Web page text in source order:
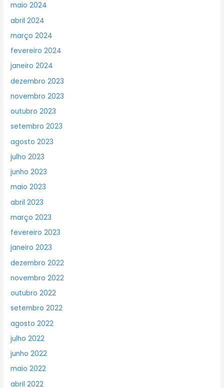
maio 2024
abril 2024
março 2024
fevereiro 2024
janeiro 2024
dezembro 2023
novembro 2023
outubro 2023
setembro 2023
agosto 2023
julho 2023
junho 2023
maio 2023
abril 2023
março 2023
fevereiro 2023
janeiro 2023
dezembro 2022
novembro 2022
outubro 2022
setembro 2022
agosto 2022
julho 2022
junho 2022
maio 2022
abril 2022